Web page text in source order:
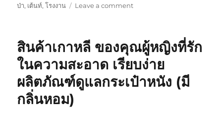
ป่า, เต้นท์,โรงงาน Leave a commenton
และ
อุปกรณ์
เดิน
ป่า
ให้
สินค้าเกาหลี ของคุณผู้หญิงที่รัก
ในความสะอาด เรียบง่าย
ผลิตภัณฑ์ดูแลกระเป๋าหนัง (มี
กลิ่นหอม)